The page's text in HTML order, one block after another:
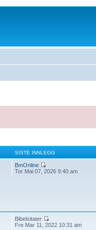
SISTE INNLEGG
BmOnline
Tor Mai 07, 2026 9:40 am
Bibelsitater
Fre Mar 11, 2022 10:31 am